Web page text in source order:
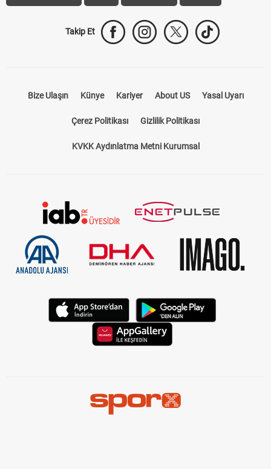
Takip Et
Bize Ulaşın Künye Kariyer About US Yasal Uyarı
Çerez Politikası Gizlilik Politikası
KVKK Aydınlatma Metni Kurumsal